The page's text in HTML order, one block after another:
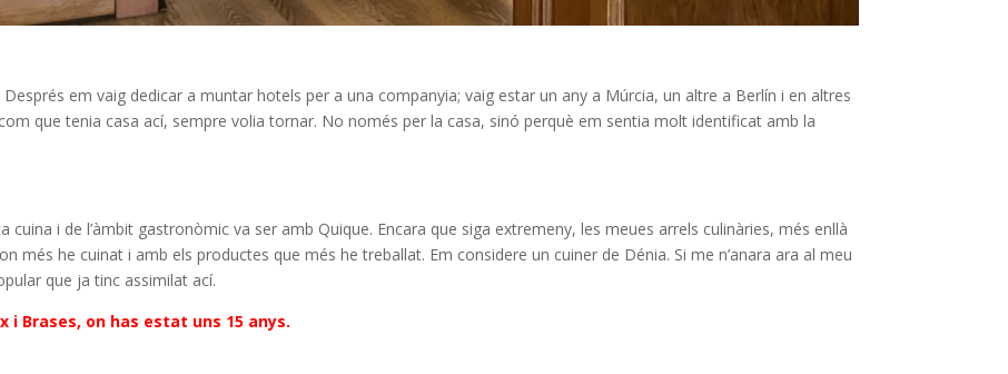
em vaig dedicar a muntar hotels per a una companyia; vaig estar un any a Múrcia, un altre a Berlín i en altres
que tenia casa ací, sempre volia tornar. No només per la casa, sinó perquè em sentia molt identificat amb la
cuina i de l’àmbit gastronòmic va ser amb Quique. Encara que siga extremeny, les meues arrels culinàries, més enllà
més he cuinat i amb els productes que més he treballat. Em considere un cuiner de Dénia. Si me n’anara ara al meu
que ja tinc assimilat ací.
i Brases, on has estat uns 15 anys.